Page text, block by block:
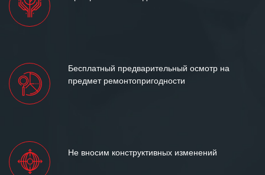
Бесплатный предварительный осмотр на
предмет ремонтопригодности
Не вносим конструктивных изменений